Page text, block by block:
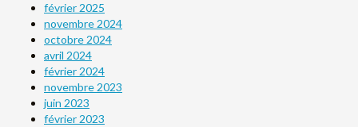
février 2025
novembre 2024
octobre 2024
avril 2024
février 2024
novembre 2023
juin 2023
février 2023